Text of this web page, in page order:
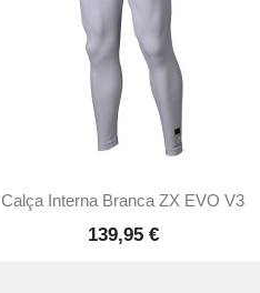
Vista rápida
Calça Interna Branca ZX EVO V3
139,95 €